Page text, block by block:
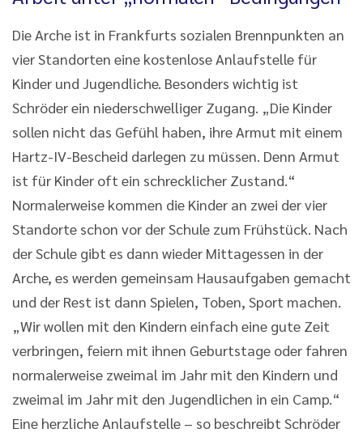
Die Arche ist in Frankfurts sozialen Brennpunkten an
vier Standorten eine kostenlose Anlaufstelle für
Kinder und Jugendliche. Besonders wichtig ist
Schröder ein niederschwelliger Zugang. „Die Kinder
sollen nicht das Gefühl haben, ihre Armut mit einem
Hartz-IV-Bescheid darlegen zu müssen. Denn Armut
ist für Kinder oft ein schrecklicher Zustand.“
Normalerweise kommen die Kinder an zwei der vier
Standorte schon vor der Schule zum Frühstück. Nach
der Schule gibt es dann wieder Mittagessen in der
Arche, es werden gemeinsam Hausaufgaben gemacht
und der Rest ist dann Spielen, Toben, Sport machen.
„Wir wollen mit den Kindern einfach eine gute Zeit
verbringen, feiern mit ihnen Geburtstage oder fahren
normalerweise zweimal im Jahr mit den Kindern und
zweimal im Jahr mit den Jugendlichen in ein Camp.“
Eine herzliche Anlaufstelle – so beschreibt Schröder